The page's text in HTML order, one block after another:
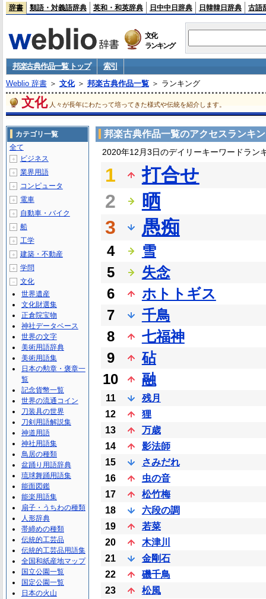
辞書 類語・対義語辞典 英和・和英辞典 日中中日辞典 日韓韓日辞典 古語
文化
ランキング
邦楽古典作品一覧 トップ
索引
Weblio 辞書＞ 文化＞ 邦楽古典作品一覧＞ ランキング
文化 人々が長年にわたって培ってきた様式や伝統を紹介します。
邦楽古典作品一覧のアクセスランキ
2020年12月3日のデイリーキーワードラン
1
打合せ
2
晒
3
愚痴
4
雪
5
失念
6
ホトトギス
7
千鳥
8
七福神
9
砧
10
融
11
残月
12
狸
13
万歳
14
影法師
15
さみだれ
16
虫の音
17
松竹梅
18
六段の調
19
若菜
20
木津川
21
金剛石
22
磯千鳥
23
松風
カテゴリ一覧
全て
＋ ビジネス
＋ 業界用語
＋ コンピュータ
＋ 電車
＋ 自動車・バイク
＋ 船
＋ 工学
＋ 建築・不動産
＋ 学問
－
文化
世界遺産
文化財選集
正倉院宝物
神社データベース
世界の文字
美術用語辞典
美術用語集
日本の勲章・褒章一
覧
記念貨幣一覧
世界の流通コイン
刀装具の世界
刀剣用語解説集
神道用語
神社用語集
鳥居の種類
盆踊り用語辞典
琉球舞踊用語集
能面図鑑
能楽用語集
扇子・うちわの種類
人形辞典
帯締めの種類
伝統的工芸品
伝統的工芸品用語集
全国和紙産地マップ
国立公園一覧
国定公園一覧
日本の火山